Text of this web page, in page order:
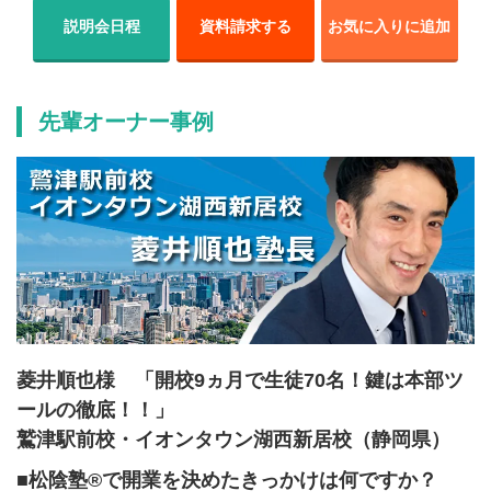
説明会日程 資料請求する お気に入りに追加
先輩オーナー事例
菱井順也様 「開校9ヵ月で生徒70名！鍵は本部ツ
ールの徹底！！」
鷲津駅前校・イオンタウン湖西新居校（静岡県）
■松陰塾®で開業を決めたきっかけは何ですか？